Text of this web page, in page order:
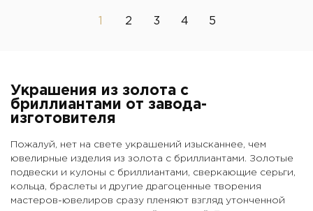
1 2 3 4 5
Украшения из золота с
бриллиантами от завода-
изготовителя
Пожалуй, нет на свете украшений изысканнее, чем
ювелирные изделия из золота с бриллиантами. Золотые
подвески и кулоны с бриллиантами, сверкающие серьги,
кольца, браслеты и другие драгоценные творения
мастеров-ювелиров сразу пленяют взгляд утонченной